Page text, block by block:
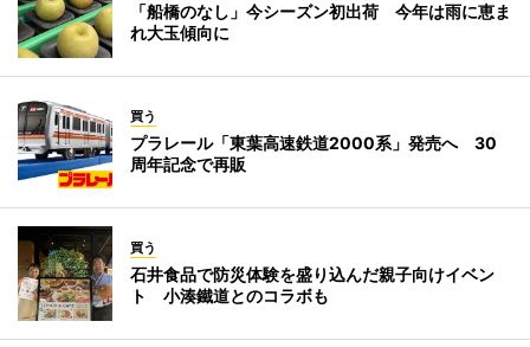
「船橋のなし」今シーズン初出荷 今年は雨に恵ま
れ大玉傾向に
買う
プラレール「東葉高速鉄道2000系」発売へ 30
周年記念で再販
買う
石井食品で防災体験を盛り込んだ親子向けイベン
ト 小湊鐵道とのコラボも